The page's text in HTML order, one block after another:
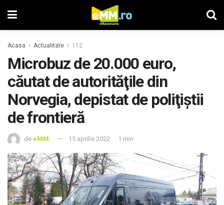
Acasa Actualitate 112
Microbuz de 20.000 euro,
căutat de autorităţile din
Norvegia, depistat de poliţiştii
de frontieră
de eMM 15 aprilie 2022 1 min